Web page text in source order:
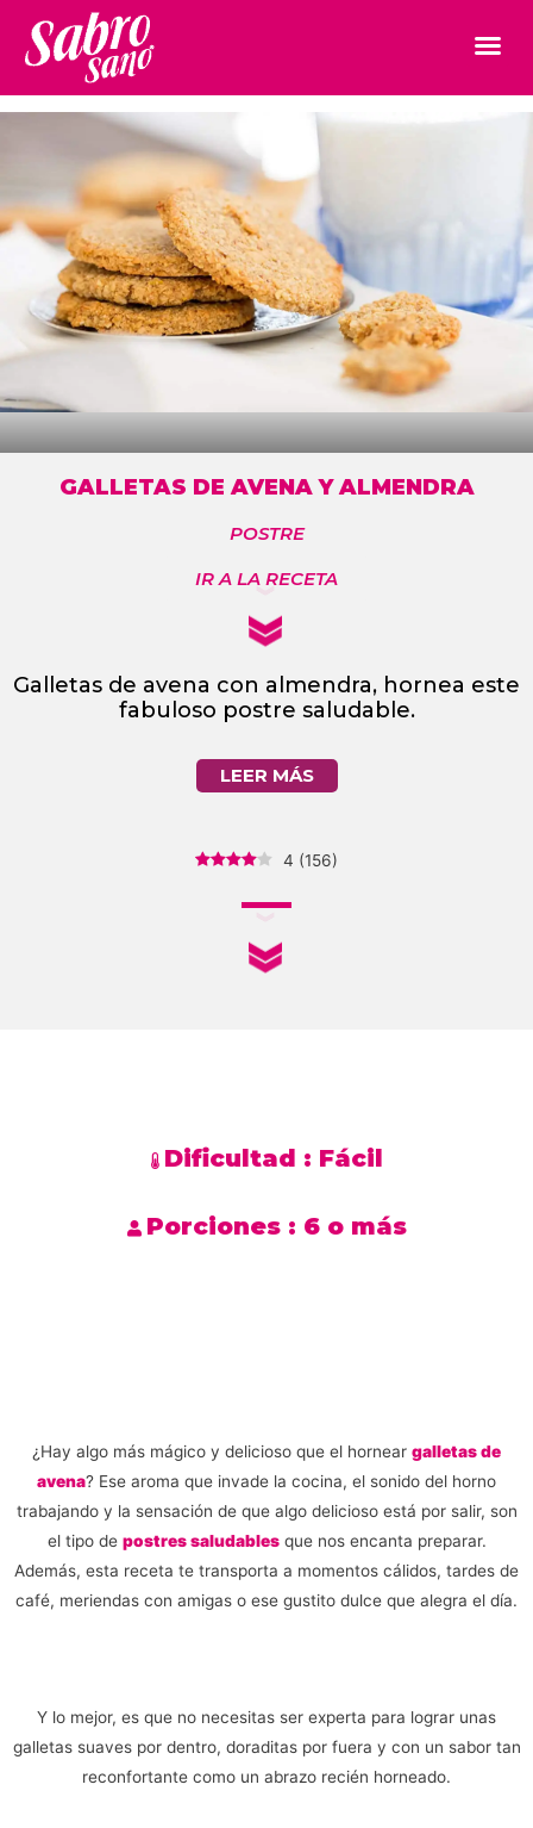
GALLETAS DE AVENA Y ALMENDRA
POSTRE
IR A LA RECETA
Galletas de avena con almendra, hornea este
fabuloso postre saludable.
LEER MÁS
4 (156)
Dificultad : Fácil
Porciones : 6 o más
¿Hay algo más mágico y delicioso que el hornear galletas de
avena? Ese aroma que invade la cocina, el sonido del horno
trabajando y la sensación de que algo delicioso está por salir, son
el tipo de postres saludablesque nos encanta preparar.
Además, esta receta te transporta a momentos cálidos, tardes de
café, meriendas con amigas o ese gustito dulce que alegra el día.
Y lo mejor, es que no necesitas ser experta para lograr unas
galletas suaves por dentro, doraditas por fuera y con un sabor tan
reconfortante como un abrazo recién horneado.